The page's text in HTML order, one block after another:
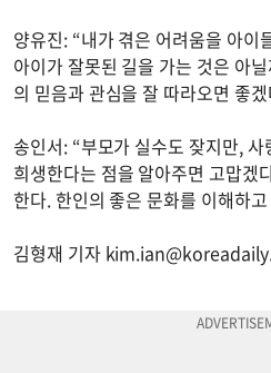
양유진: “내가 겪은 어려움을 아이
아이가 잘못된 길을 가는 것은 아
의 믿음과 관심을 잘 따라오면 좋
송인서: “부모가 실수도 잦지만,
희생한다는 점을 알아주면 고맙겠
한다. 한인의 좋은 문화를 이해하
김형재 기자